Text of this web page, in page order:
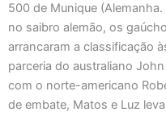
500 de Munique
no saibro alemão, os
arrancaram a classificação
parceria do australiano
com o norte-americano
de embate, Matos e Luz